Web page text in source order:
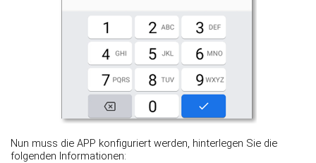
Nun muss die APP konfiguriert werden, hinterlegen Sie die
folgenden Informationen: